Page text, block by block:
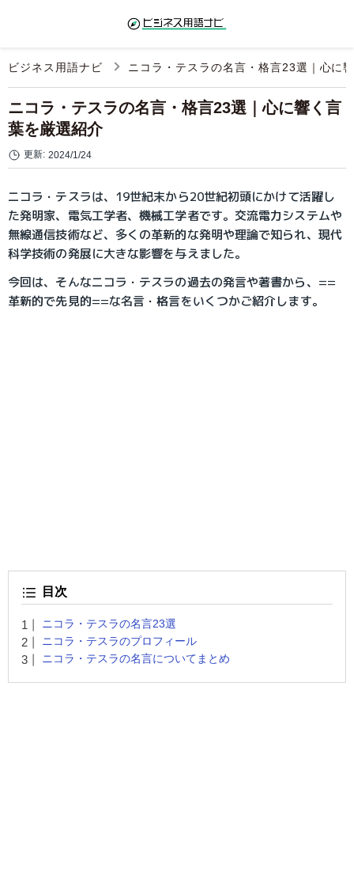
ビジネス用語ナビ ニコラ・テスラの名言・格言23選｜心に
ニコラ・テスラの名言・格言23選｜心に響く言
葉を厳選紹介
更新: 2024/1/24
ニコラ・テスラは、19世紀末から20世紀初頭にかけて活躍し
た発明家、電気工学者、機械工学者です。交流電力システムや
無線通信技術など、多くの革新的な発明や理論で知られ、現代
科学技術の発展に大きな影響を与えました。
今回は、そんなニコラ・テスラの過去の発言や著書から、==
革新的で先見的==な名言・格言をいくつかご紹介します。
目次
ニコラ・テスラの名言23選
ニコラ・テスラのプロフィール
ニコラ・テスラの名言についてまとめ